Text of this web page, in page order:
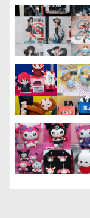
シ
ョ
ン